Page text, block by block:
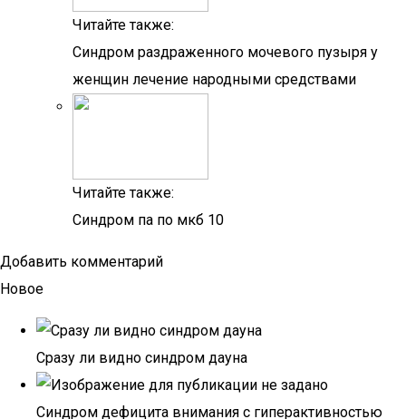
Читайте также:
Синдром раздраженного мочевого пузыря у
женщин лечение народными средствами
Читайте также:
Синдром па по мкб 10
Добавить комментарий
Новое
Сразу ли видно синдром дауна
Синдром дефицита внимания с гиперактивностью